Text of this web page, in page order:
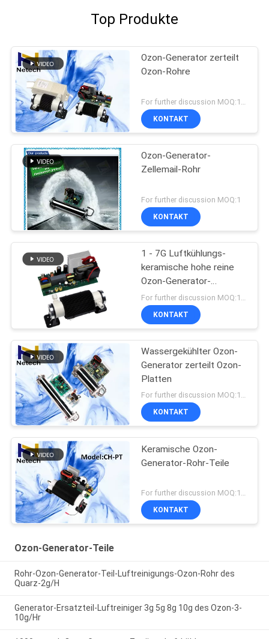
Top Produkte
Ozon-Generator zerteilt
Ozon-Rohre
For further discussion MOQ:1 Satz
KONTAKT
Ozon-Generator-
Zellemail-Rohr
For further discussion MOQ:1
KONTAKT
1 - 7G Luftkühlungs-
keramische hohe reine
Ozon-Generator-
Rohr-/Ozon-Generator-
Teile
KONTAKT
Wassergekühlter Ozon-
Generator zerteilt Ozon-
Platten
For further discussion MOQ:1 Satz
KONTAKT
Keramische Ozon-
Generator-Rohr-Teile
For further discussion MOQ:1 Satz
KONTAKT
Ozon-Generator-Teile
Rohr-Ozon-Generator-Teil-Luftreinigungs-Ozon-Rohr des
Quarz-2g/H
Generator-Ersatzteil-Luftreiniger 3g 5g 8g 10g des Ozon-3-
10g/Hr